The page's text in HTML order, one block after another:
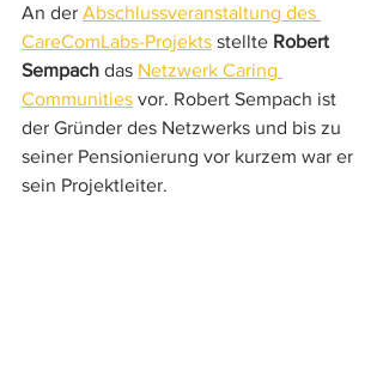
An der Abschlussveranstaltung des
CareComLabs-Projekts stellte Robert
Sempach das Netzwerk Caring
Communities vor. Robert Sempach ist
der Gründer des Netzwerks und bis zu
seiner Pensionierung vor kurzem war er
sein Projektleiter.